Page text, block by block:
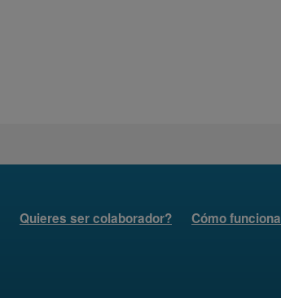
Quieres ser colaborador? Cómo funciona